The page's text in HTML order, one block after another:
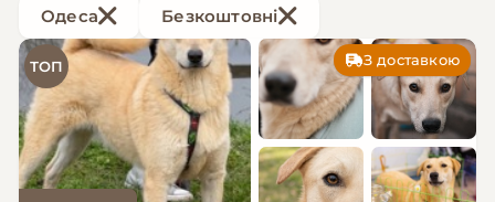
Одеса Безкоштовні
ТОП З доставкою